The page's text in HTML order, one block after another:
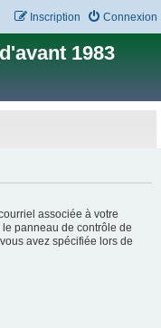
Connexion
Inscription
1983
associée à votre
panneau de contrôle de
avez spécifiée lors de